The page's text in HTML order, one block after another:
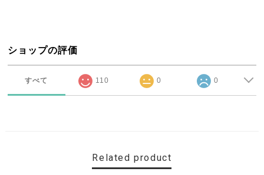
ショップの評価
すべて 110 0 0
Related product